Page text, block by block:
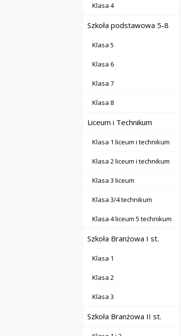
Klasa 4
Szkoła podstawowa 5-8
Klasa 5
Klasa 6
Klasa 7
Klasa 8
Liceum i Technikum
Klasa 1 liceum i technikum
Klasa 2 liceum i technikum
Klasa 3 liceum
Klasa 3/4 technikum
Klasa 4 liceum 5 technikum
Szkoła Branżowa I st.
Klasa 1
Klasa 2
Klasa 3
Szkoła Branżowa II st.